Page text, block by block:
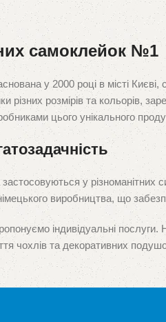
самоклейок №1
у 2000 році в місті Києві,
різних розмірів та кольорів,
цього унікального
у різноманітних
виробництва, що
індивідуальні
чохлів та декоративних
великих містах України, і ми